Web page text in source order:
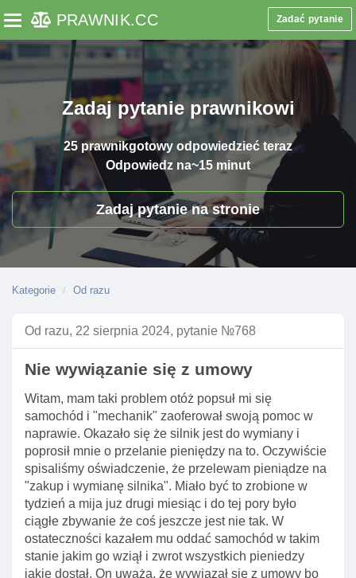
Toggle navigation
PRAWNIK.CC Zadać pytanie
Zadaj pytanie prawnikowi
25 prawnikgotowy odpowiedzieć teraz
Odpowiedz na~15 minut
Zadaj pytanie na stronie
Kategorie Od razu
Od razu, 22 sierpnia 2024, pytanie №768
Nie wywiązanie się z umowy
Witam, mam taki problem otóż popsuł mi się
samochód i "mechanik" zaoferował swoją pomoc w
naprawie. Okazało się że silnik jest do wymiany i
poprosił mnie o przelanie pieniędzy na to. Oczywiście
spisaliśmy oświadczenie, że przelewam pieniądze na
"zakup i wymianę silnika". Miało być to zrobione w
tydzień a mija juz drugi miesiąc i do tej pory było
ciągłe zbywanie że coś jeszcze jest nie tak. W
ostateczności kazałem mu oddać samochód w takim
stanie jakim go wziął i zwrot wszystkich pieniedzy
jakie dostał. On uważa, że wywiązał się z umowy bo